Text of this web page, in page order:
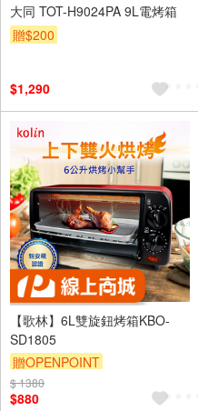
大同 TOT-H9024PA 9L電烤箱
贈$200
$1,290
【歌林】6L雙旋鈕烤箱KBO-
SD1805
贈OPENPOINT
$ 1380
$880